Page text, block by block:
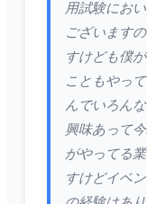
用試験にお
ございます
すけども僕
こともやっ
んでいろん
興味あって
がやってる
すけどイベ